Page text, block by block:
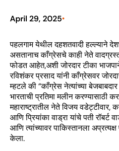
April 29, 2025•
पहलगाम येथील दहशतवादी हल्ल्याने
असतानाच काँग्रेसचे काही नेते
फोडत आहेत,अशी जोरदार टीका
रविशंकर प्रसाद यांनी काँग्रेसवर
म्हटले की “काँग्रेस नेत्यांच्या बेजबाबदार
भारताची प्रतिमा मलीन करण्यासाठी
महाराष्ट्रातील नेते विजय वडेट्टीवार,
आणि प्रियांका वाड्रा यांचे पती रॉबर्ट
आणि त्यांच्यावर पाकिस्तानला
केला.